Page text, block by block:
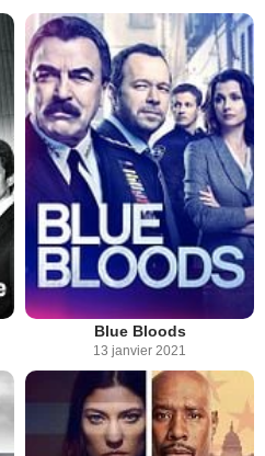
Blue Bloods
13 janvier 2021